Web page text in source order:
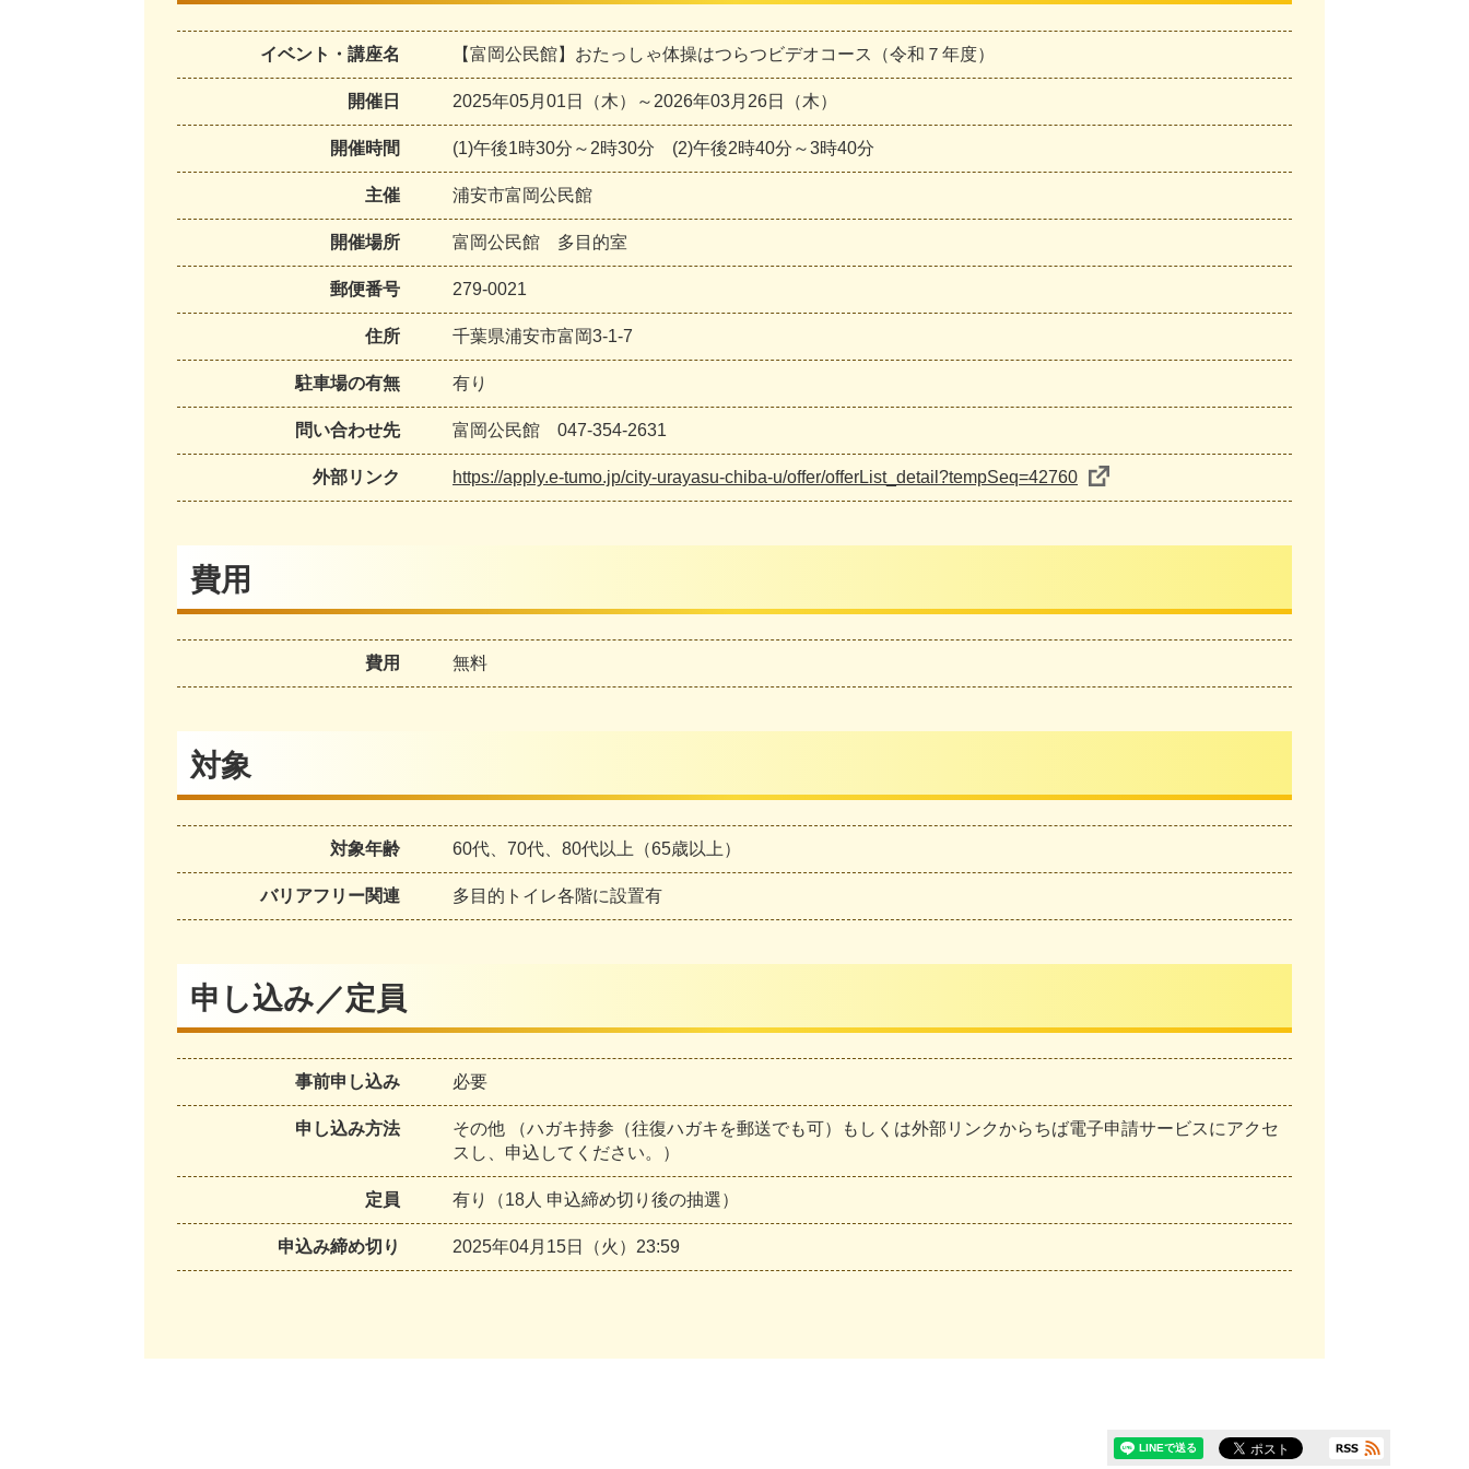
イベント・講座名 【富岡公民館】おたっしゃ体操はつらつビデオコース（令和７年度）
開催日 2025年05月01日（木）～2026年03月26日（木）
開催時間 (1)午後1時30分～2時30分 (2)午後2時40分～3時40分
主催 浦安市富岡公民館
開催場所 富岡公民館 多目的室
郵便番号 279-0021
住所 千葉県浦安市富岡3-1-7
駐車場の有無 有り
問い合わせ先 富岡公民館 047-354-2631
外部リンク https://apply.e-tumo.jp/city-urayasu-chiba-u/offer/offerList_detail?tempSeq=42760
費用
費用 無料
対象
対象年齢 60代、70代、80代以上（65歳以上）
バリアフリー関連 多目的トイレ各階に設置有
申し込み／定員
事前申し込み 必要
申し込み方法
その他 （ハガキ持参（往復ハガキを郵送でも可）もしくは外部リンクからちば電子申請サービスにアクセ
スし、申込してください。）
定員 有り（18人 申込締め切り後の抽選）
申込み締め切り 2025年04月15日（火）23:59